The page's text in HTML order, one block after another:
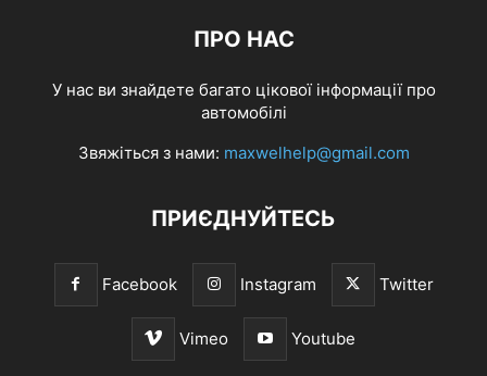
ПРО НАС
У нас ви знайдете багато цікової інформації про
автомобілі
Звяжіться з нами: maxwelhelp@gmail.com
ПРИЄДНУЙТЕСЬ
Facebook Instagram Twitter
Vimeo Youtube